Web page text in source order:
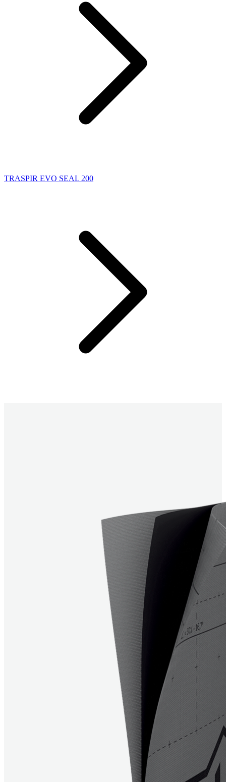
TRASPIR EVO SEAL 200